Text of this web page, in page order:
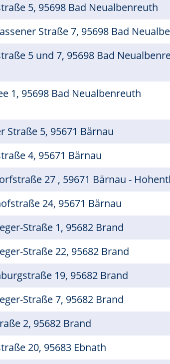
5, 95698 Bad Neualbenreuth
Straße 7, 95698 Bad
5 und 7, 95698 Bad
1, 95698 Bad Neualbenreuth
Straße 5, 95671 Bärnau
4, 95671 Bärnau
27 , 59671 Bärnau -
24, 95671 Bärnau
Straße 1, 95682 Brand
Straße 22, 95682 Brand
19, 95682 Brand
Straße 7, 95682 Brand
2, 95682 Brand
20, 95683 Ebnath